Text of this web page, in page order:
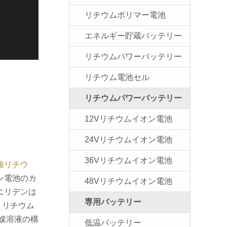
リチウ
電池のカ
リデンは
チウム
溶液の構
リチウムポリマー電池
エネルギー貯蔵バッテリー
リチウムパワーバッテリー
リチウム電池セル
リチウムパワーバッテリー
12Vリチウムイオン電池
24Vリチウムイオン電池
36Vリチウムイオン電池
48Vリチウムイオン電池
専用バッテリー
低温バッテリー